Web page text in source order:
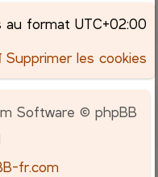
au format UTC+02:00
Supprimer les cookies
Software © phpBB
fr.com